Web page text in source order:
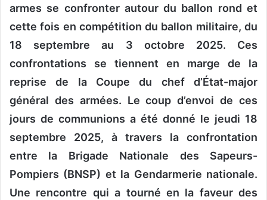
l
armes se confronter autour du ballon rond et
cette fois en compétition du ballon militaire, du
18 septembre au 3 octobre 2025. Ces
confrontations se tiennent en marge de la
reprise de la Coupe du chef d’État-major
général des armées. Le coup d’envoi de ces
jours de communions a été donné le jeudi 18
septembre 2025, à travers la confrontation
entre la Brigade Nationale des Sapeurs-
Pompiers (BNSP) et la Gendarmerie nationale.
Une rencontre qui a tourné en la faveur des